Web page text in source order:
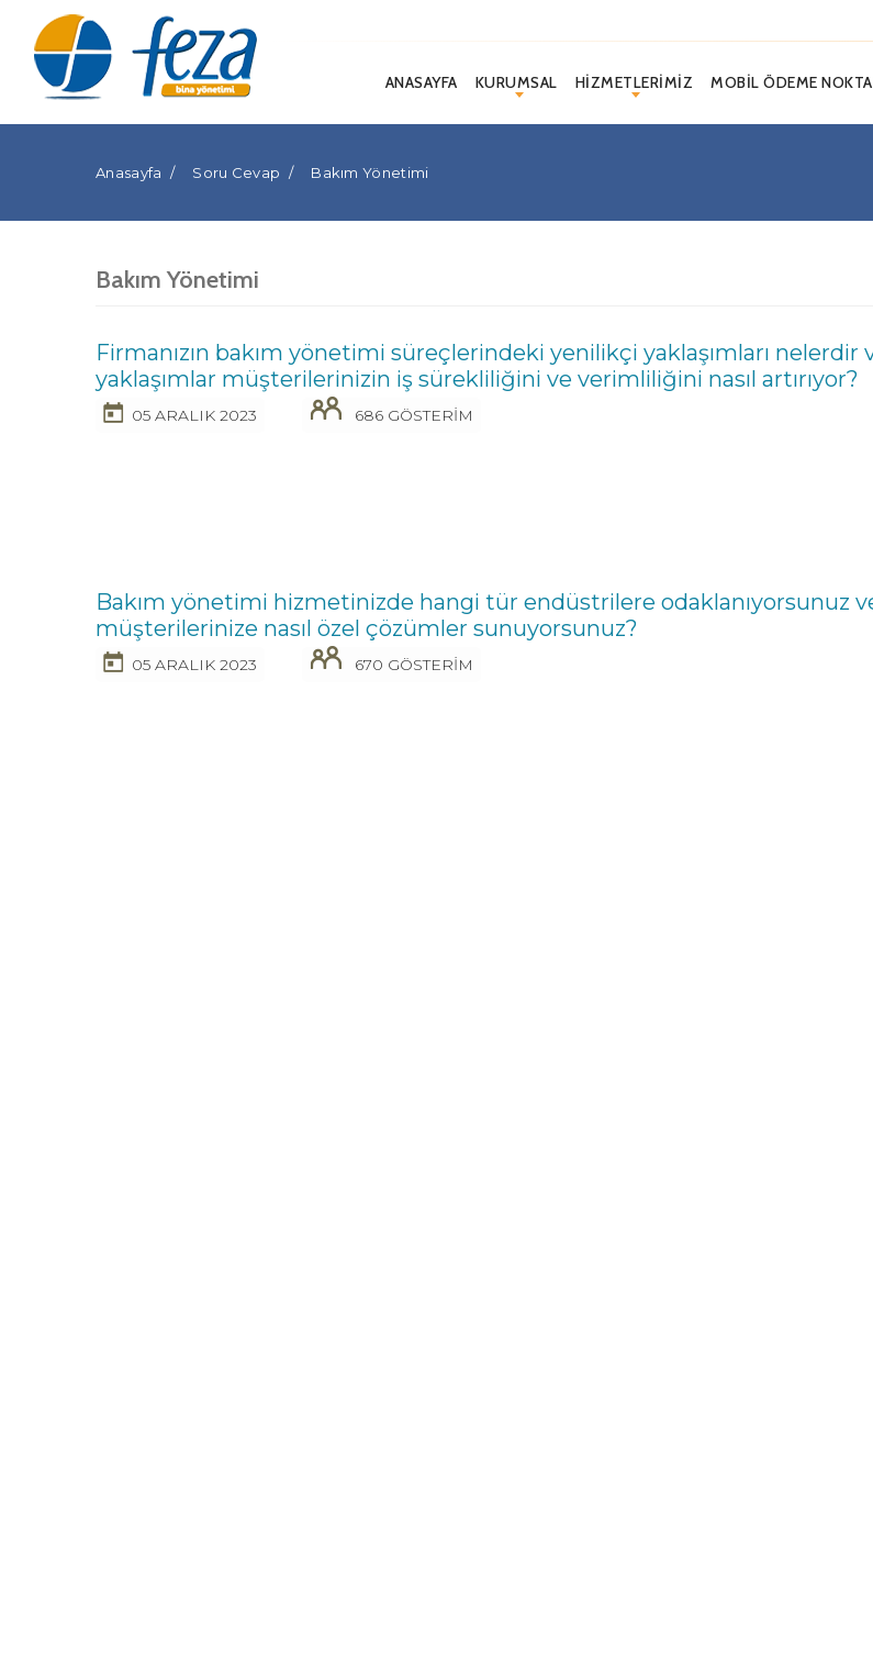
ANASAYFA KURUMSAL HIZMETLERIMIZ MOBIL ÖDEME
Anasayfa Soru Cevap Bakım Yönetimi
Bakım Yönetimi
Firmanızın bakım yönetimi süreçlerindeki yenilikçi yaklaşımları nelerdir
yaklaşımlar müşterilerinizin iş sürekliliğini ve verimliliğini nasıl artırıyor?
05 ARALIK 2023 686 GÖSTERİM
Bakım yönetimi hizmetinizde hangi tür endüstrilere odaklanıyorsunuz
müşterilerinize nasıl özel çözümler sunuyorsunuz?
05 ARALIK 2023 670 GÖSTERİM